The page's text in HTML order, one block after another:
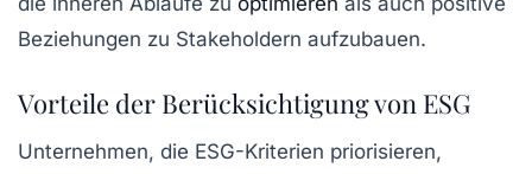
Beziehungen zu Stakeholdern aufzubauen.
Vorteile der Berücksichtigung von ESG
Unternehmen, die ESG-Kriterien priorisieren,